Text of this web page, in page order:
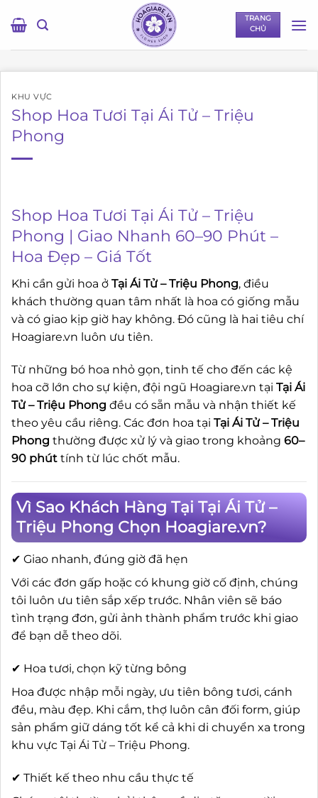
qua
TRANG
CHỦ
KHU VỰC
Shop Hoa Tươi Tại Ái Tử – Triệu
Phong
Shop Hoa Tươi Tại Ái Tử – Triệu
Phong | Giao Nhanh 60–90 Phút –
Hoa Đẹp – Giá Tốt
Khi cần gửi hoa ở Tại Ái Tử – Triệu Phong, điều
khách thường quan tâm nhất là hoa có giống mẫu
và có giao kịp giờ hay không. Đó cũng là hai tiêu chí
Hoagiare.vn luôn ưu tiên.
Từ những bó hoa nhỏ gọn, tinh tế cho đến các kệ
hoa cỡ lớn cho sự kiện, đội ngũ Hoagiare.vn tại Tại Ái
Tử – Triệu Phong đều có sẵn mẫu và nhận thiết kế
theo yêu cầu riêng. Các đơn hoa tại Tại Ái Tử – Triệu
Phong thường được xử lý và giao trong khoảng 60–
90 phút tính từ lúc chốt mẫu.
Vì Sao Khách Hàng Tại Tại Ái Tử –
Triệu Phong Chọn Hoagiare.vn?
✔ Giao nhanh, đúng giờ đã hẹn
Với các đơn gấp hoặc có khung giờ cố định, chúng
tôi luôn ưu tiên sắp xếp trước. Nhân viên sẽ báo
tình trạng đơn, gửi ảnh thành phẩm trước khi giao
để bạn dễ theo dõi.
✔ Hoa tươi, chọn kỹ từng bông
Hoa được nhập mỗi ngày, ưu tiên bông tươi, cánh
đều, màu đẹp. Khi cắm, thợ luôn cân đối form, giúp
sản phẩm giữ dáng tốt kể cả khi di chuyển xa trong
khu vực Tại Ái Tử – Triệu Phong.
✔ Thiết kế theo nhu cầu thực tế